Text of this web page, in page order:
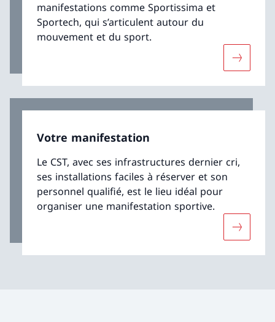
manifestations comme Sportissima et
Sportech, qui s’articulent autour du
mouvement et du sport.
Votre manifestation
Le CST, avec ses infrastructures dernier cri,
ses installations faciles à réserver et son
personnel qualifié, est le lieu idéal pour
organiser une manifestation sportive.